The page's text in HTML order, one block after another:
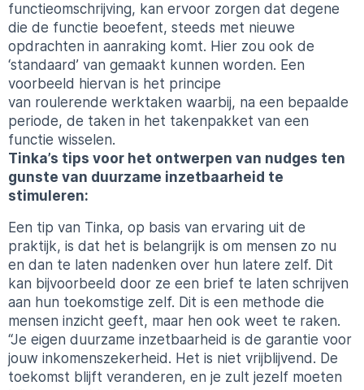
functieomschrijving, kan ervoor zorgen dat degene
die de functie beoefent, steeds met nieuwe
opdrachten in aanraking komt. Hier zou ook de
‘standaard’ van gemaakt kunnen worden. Een
voorbeeld hiervan is het principe
van roulerende werktaken waarbij, na een bepaalde
periode, de taken in het takenpakket van een
functie wisselen.
Tinka’s tips voor het ontwerpen van nudges ten
gunste van duurzame inzetbaarheid te
stimuleren:
Een tip van Tinka, op basis van ervaring uit de
praktijk, is dat het is belangrijk is om mensen zo nu
en dan te laten nadenken over hun latere zelf. Dit
kan bijvoorbeeld door ze een brief te laten schrijven
aan hun toekomstige zelf. Dit is een methode die
mensen inzicht geeft, maar hen ook weet te raken.
“Je eigen duurzame inzetbaarheid is de garantie voor
jouw inkomenszekerheid. Het is niet vrijblijvend. De
toekomst blijft veranderen, en je zult jezelf moeten